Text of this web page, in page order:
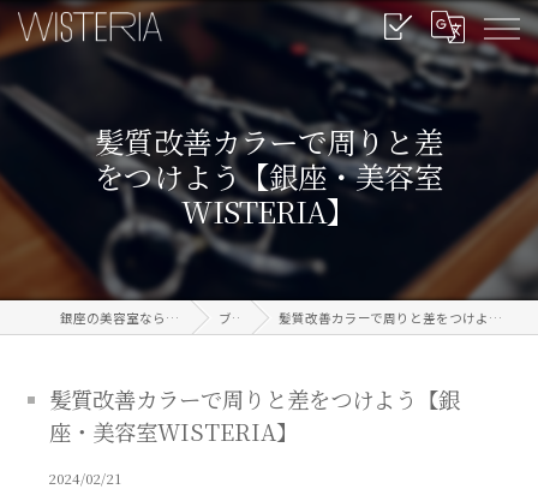
髪質改善カラーで周りと差
をつけよう【銀座・美容室
WISTERIA】
銀座の美容室なら信頼のWISTERIA ブログ 髪質改善カラーで周りと差をつけよう【銀座・美容室WISTERIA】
髪質改善カラーで周りと差をつけよう【銀
座・美容室WISTERIA】
2024/02/21